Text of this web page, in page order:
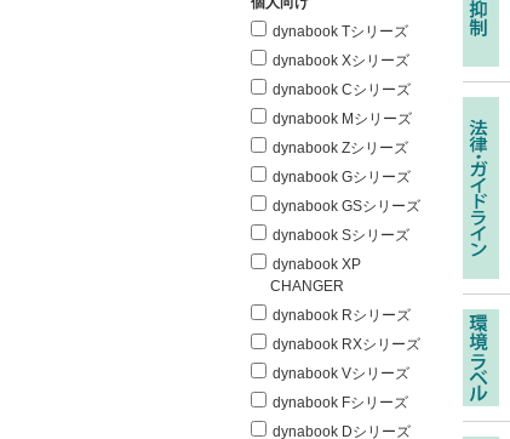
dynabook Tシリーズ
dynabook Xシリーズ
dynabook Cシリーズ
dynabook Mシリーズ
dynabook Zシリーズ
dynabook Gシリーズ
dynabook GSシリーズ
dynabook Sシリーズ
dynabook XP
CHANGER
dynabook Rシリーズ
dynabook RXシリーズ
dynabook Vシリーズ
dynabook Fシリーズ
dynabook Dシリーズ